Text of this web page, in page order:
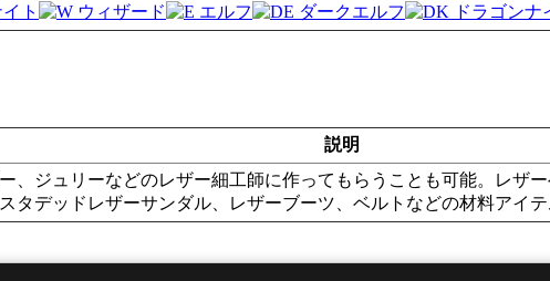
説明
、ジュリーなどのレザー細工師に作ってもらうことも可能。レザ
タデッドレザーサンダル、レザーブーツ、ベルトなどの材料アイテ